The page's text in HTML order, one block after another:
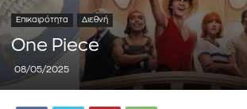
Επικαιρότητα Διεθνή
One Piece
08/05/2025